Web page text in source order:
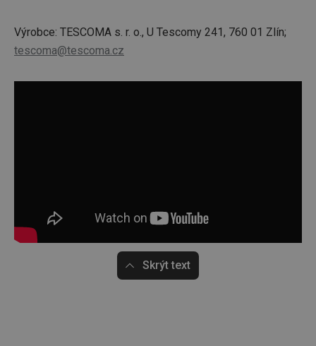
Výrobce: TESCOMA s. r. o., U Tescomy 241, 760 01 Zlín;
tescoma@tescoma.cz
Skrýt text